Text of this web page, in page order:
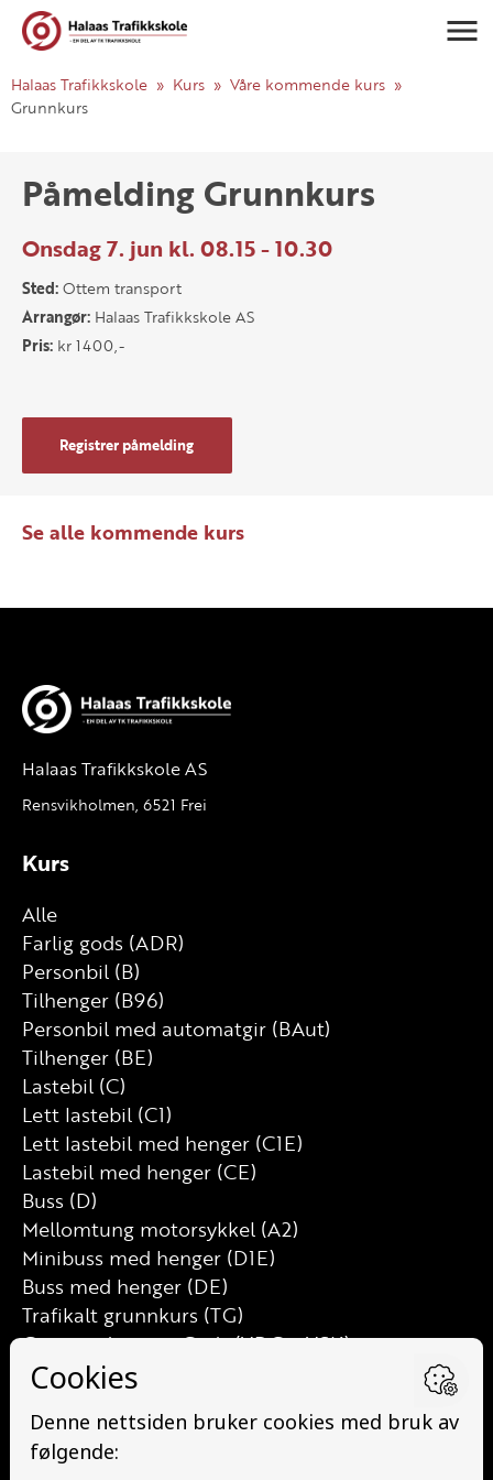
Halaas Trafikkskole Kurs
Våre kommende kurs
Grunnkurs
Påmelding Grunnkurs
Onsdag 7. jun kl. 08.15 - 10.30
Sted:Ottem transport
Arrangør: Halaas Trafikkskole AS
Pris: kr 1400,-
Registrer påmelding
Se alle kommende kurs
Halaas Trafikkskole AS
Rensvikholmen, 6521 Frei
Kurs
Alle
Farlig gods (ADR)
Personbil (B)
Tilhenger (B96)
Personbil med automatgir (BAut)
Tilhenger (BE)
Lastebil (C)
Lett lastebil (C1)
Lett lastebil med henger (C1E)
Lastebil med henger (CE)
Buss (D)
Mellomtung motorsykkel (A2)
Minibuss med henger (D1E)
Buss med henger (DE)
Trafikalt grunnkurs (TG)
Grunnutdanning Gods (YDG – YSK)
Grunnutdanning Person (YDP – YSK)
YSK Gods etterutdanning (EYDG)
Nettbasert teorikurs (Teorikurs)